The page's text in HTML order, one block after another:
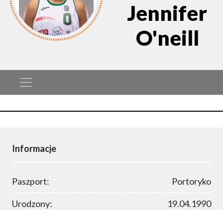
Jennifer
O'neill
Informacje
Paszport: Portoryko
Urodzony: 19.04.1990